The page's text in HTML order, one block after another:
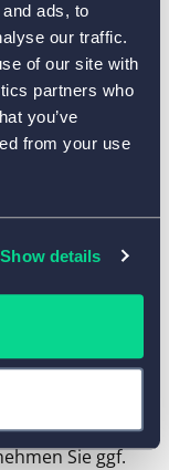
ads, to
our traffic.
of our site with
partners who
you’ve
from your use
Show details
und der
und
der
wie
möchten, ziehen
an die Stelle,
soll und laden
Sie das
Sie ggf.